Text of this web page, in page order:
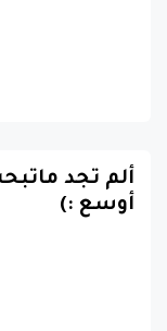
ألم تجد
أوسع :)